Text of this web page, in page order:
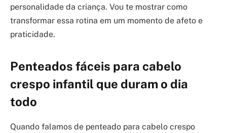
personalidade da criança. Vou te mostrar como
transformar essa rotina em um momento de afeto e
praticidade.
Penteados fáceis para cabelo
crespo infantil que duram o dia
todo
Quando falamos de penteado para cabelo crespo